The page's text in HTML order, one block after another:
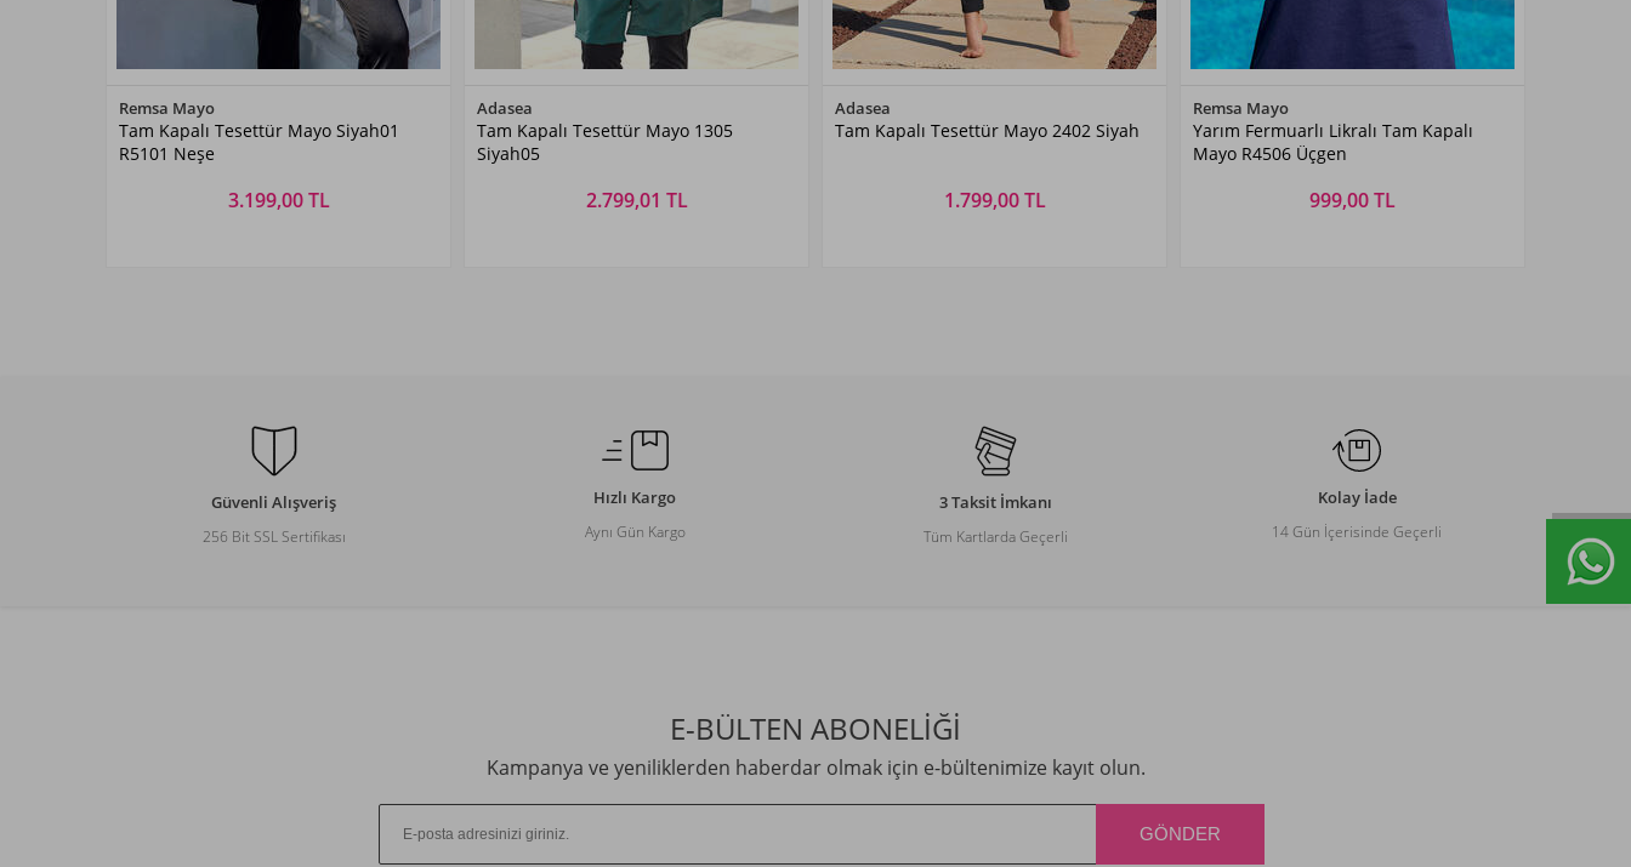
Siyah01
Remsa Mayo
Tam Kapalı Tesettür Mayo Siyah01
R5101 Neşe
3.199,00 TL
Siyah05
Adasea
Tam Kapalı Tesettür Mayo 1305
Siyah05
2.799,01 TL
Siyah
Adasea
Tam Kapalı Tesettür Mayo 2402 Siyah
1.799,00 TL
Lacivert
Remsa Mayo
Yarım Fermuarlı Likralı Tam Kapalı
Mayo R4506 Üçgen
999,00 TL
Güvenli Alışveriş
256 Bit SSL Sertifikası
Hızlı Kargo
Aynı Gün Kargo
3 Taksit İmkanı
Tüm Kartlarda Geçerli
Kolay İade
14 Gün İçerisinde Geçerli
E-BÜLTEN ABONELİĞİ
Kampanya ve yeniliklerden haberdar olmak için e-bültenimize kayıt olun.